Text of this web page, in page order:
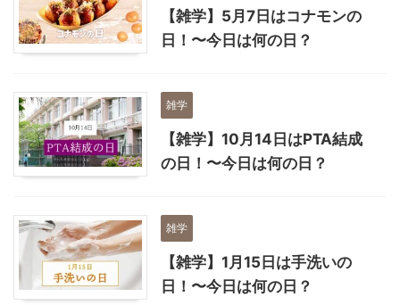
【雑学】5月7日はコナモンの
日！〜今日は何の日？
雑学
【雑学】10月14日はPTA結成
の日！〜今日は何の日？
雑学
【雑学】1月15日は手洗いの
日！〜今日は何の日？